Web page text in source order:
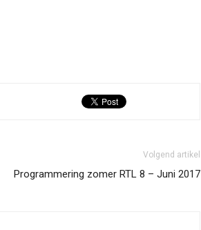
Volgend artikel
Programmering zomer RTL 8 – Juni 2017